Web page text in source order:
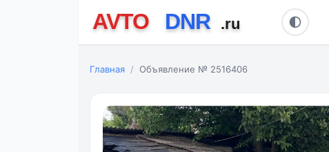
Главная Объявление № 2516406